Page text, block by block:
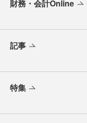
財務・会計Online
記事
特集